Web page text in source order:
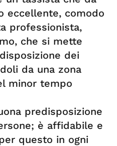
eccellente, comodo
professionista,
che si mette
dei
da una zona
minor tempo
predisposizione
è affidabile e
questo in ogni